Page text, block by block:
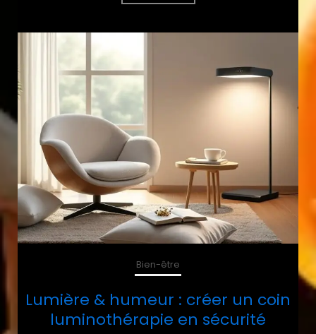
Bien-être
Lumière & humeur : créer un coin
luminothérapie en sécurité